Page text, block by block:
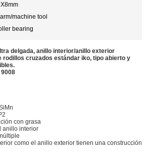
machine tool
bearing
delgada, anillo interior/anillo exterior
rodillos cruzados estándar iko, tipo abierto y
9008
con grasa
anillo interior
como el anillo exterior tienen una construcción